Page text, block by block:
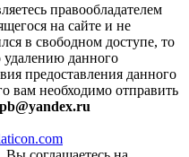
правообладателем
на сайте и не
в свободном доступе, то
удалению данного
предоставления данного
вам необходимо отправить